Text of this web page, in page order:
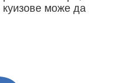
куизове може да